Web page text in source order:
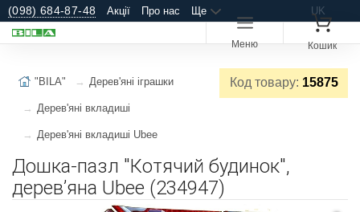
(098) 684-87-48 Акції Про нас Ще UK
Меню Кошик
Код товару: 15875
"BILA" Дерев'яні іграшки
Дерев'яні вкладиші
Дерев'яні вкладиші Ubee
Дошка-пазл "Котячий будинок",
деревʼяна Ubee (234947)